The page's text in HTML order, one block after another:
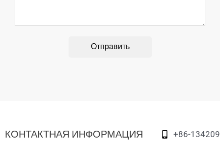
Отправить
КОНТАКТНАЯ ИНФОРМАЦИЯ
+86-